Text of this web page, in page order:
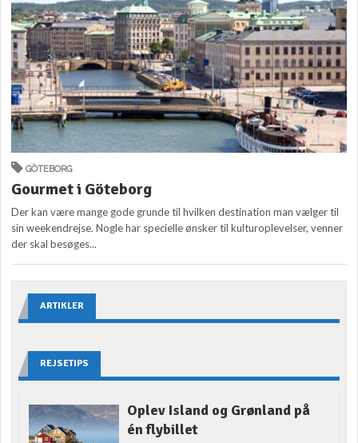
GÖTEBORG
Gourmet i Göteborg
Der kan være mange gode grunde til hvilken destination man vælger til
sin weekendrejse. Nogle har specielle ønsker til kulturoplevelser, venner
der skal besøges...
ARTIKLER
REJSETIPS
Oplev Island og Grønland på
én flybillet